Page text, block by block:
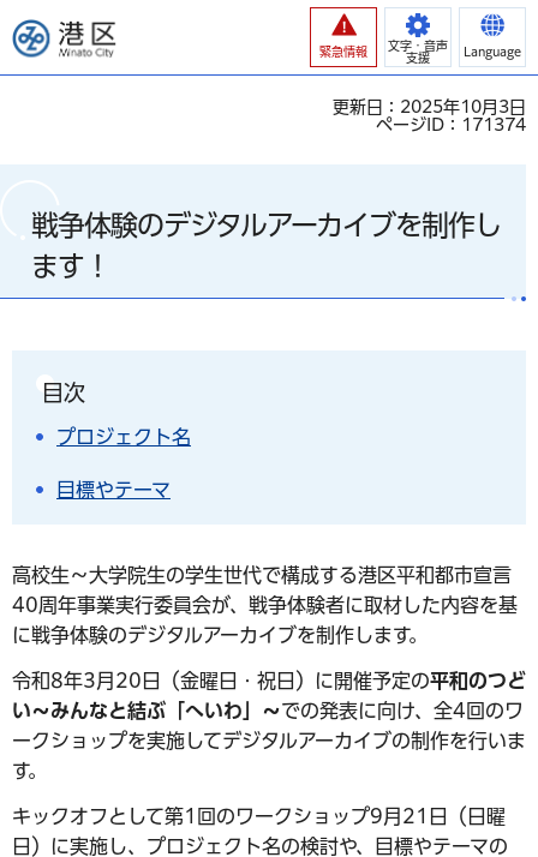
港区
緊急情報
文字・音声
支援
Language
更新日：2025年10月3日
ページID：171374
戦争体験のデジタルアーカイブを制作し
ます！
目次
プロジェクト名
目標やテーマ
高校生～大学院生の学生世代で構成する港区平和都市宣言
40周年事業実行委員会が、戦争体験者に取材した内容を基
に戦争体験のデジタルアーカイブを制作します。
令和8年3月20日（金曜日・祝日）に開催予定の平和のつど
い～みんなと結ぶ「へいわ」～での発表に向け、全4回のワ
ークショップを実施してデジタルアーカイブの制作を行いま
す。
キックオフとして第1回のワークショップ9月21日（日曜
日）に実施し、プロジェクト名の検討や、目標やテーマの